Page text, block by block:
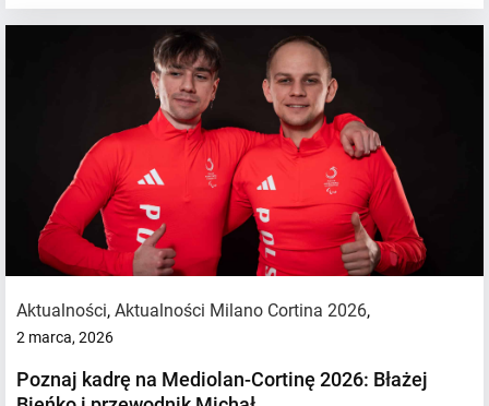
Aktualności, Aktualności Milano Cortina 2026,
2 marca, 2026
Poznaj kadrę na Mediolan-Cortinę 2026: Błażej